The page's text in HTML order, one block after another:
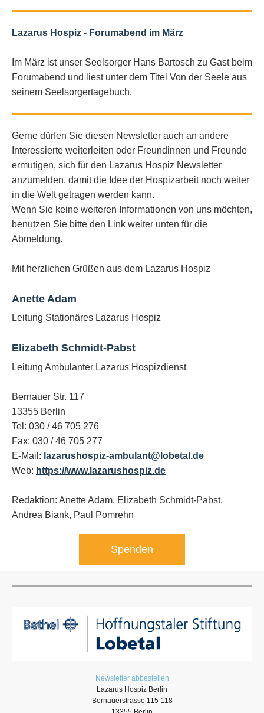
Lazarus Hospiz - Forumabend im März
Im März ist unser Seelsorger Hans Bartosch zu Gast beim
Forumabend und liest unter dem Titel Von der Seele aus
seinem Seelsorgertagebuch.
Gerne dürfen Sie diesen Newsletter auch an andere
Interessierte weiterleiten oder Freundinnen und Freunde
ermutigen, sich für den Lazarus Hospiz Newsletter
anzumelden, damit die Idee der Hospizarbeit noch weiter
in die Welt getragen werden kann.
Wenn Sie keine weiteren Informationen von uns möchten,
benutzen Sie bitte den Link weiter unten für die
Abmeldung.
Mit herzlichen Grüßen aus dem Lazarus Hospiz
Anette Adam
Leitung Stationäres Lazarus Hospiz
Elizabeth Schmidt-Pabst
Leitung Ambulanter Lazarus Hospizdienst
Bernauer Str. 117
13355 Berlin
Tel: 030 / 46 705 276
Fax: 030 / 46 705 277
E-Mail: lazarushospiz-ambulant@lobetal.de
Web: https://www.lazarushospiz.de
Redaktion: Anette Adam, Elizabeth Schmidt-Pabst,
Andrea Biank, Paul Pomrehn
Spenden
Newsletter abbestellen
Lazarus Hospiz Berlin
Bernauerstrasse 115-118